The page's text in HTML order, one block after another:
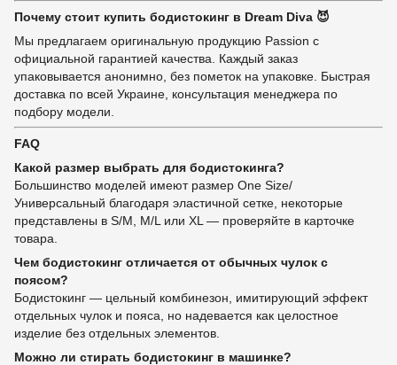
Почему стоит купить бодистокинг в Dream Diva 😈
Мы предлагаем оригинальную продукцию Passion с
официальной гарантией качества. Каждый заказ
упаковывается анонимно, без пометок на упаковке. Быстрая
доставка по всей Украине, консультация менеджера по
подбору модели.
FAQ
Какой размер выбрать для бодистокинга?
Большинство моделей имеют размер One Size/
Универсальный благодаря эластичной сетке, некоторые
представлены в S/M, M/L или XL — проверяйте в карточке
товара.
Чем бодистокинг отличается от обычных чулок с
поясом?
Бодистокинг — цельный комбинезон, имитирующий эффект
отдельных чулок и пояса, но надевается как целостное
изделие без отдельных элементов.
Можно ли стирать бодистокинг в машинке?